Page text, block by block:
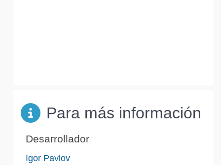
Para más información
Desarrollador
Igor Pavlov